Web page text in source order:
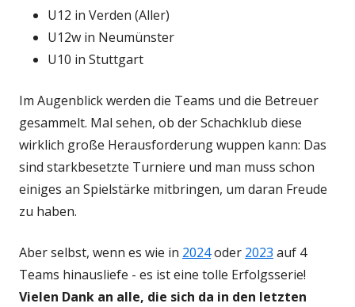
U12 in Verden (Aller)
U12w in Neumünster
U10 in Stuttgart
Im Augenblick werden die Teams und die Betreuer
gesammelt. Mal sehen, ob der Schachklub diese
wirklich große Herausforderung wuppen kann: Das
sind starkbesetzte Turniere und man muss schon
einiges an Spielstärke mitbringen, um daran Freude
zu haben.
Aber selbst, wenn es wie in 2024oder 2023 auf 4
Teams hinausliefe - es ist eine tolle Erfolgsserie!
Vielen Dank an alle, die sich da in den letzten